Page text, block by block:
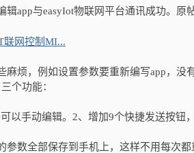
辑app与easyIot物联网平台通讯成功。原帖
联网控制MI...
麻烦，例如设置参数要重新编写app，没
个功能：
以手动编辑。2、增加9个快捷发送按钮
数全部保存到手机上，这样不用每次都